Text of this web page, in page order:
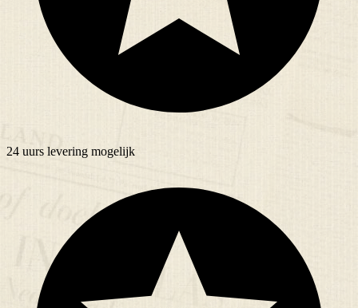
24 uurs levering mogelijk